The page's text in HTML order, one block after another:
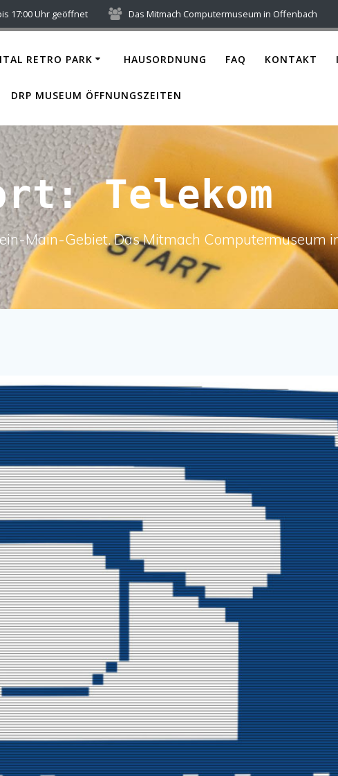
17:00 Uhr geöffnet Das Mitmach Computermuseum in Offenbach
RETRO PARK HAUSORDNUNG FAQ KONTAKT
DRP MUSEUM ÖFFNUNGSZEITEN
Telekom
Main-Gebiet. Das Mitmach Computermuseum